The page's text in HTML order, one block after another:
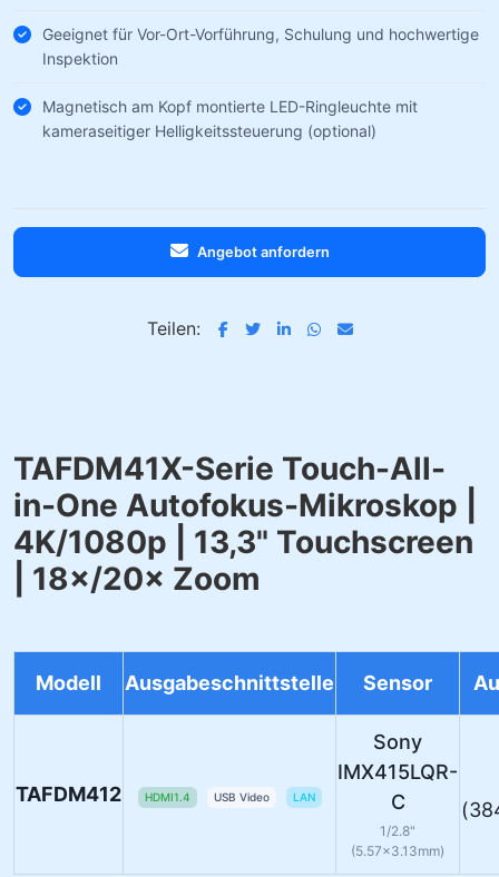
Geeignet für Vor-Ort-Vorführung, Schulung und hochwertige
Inspektion
Magnetisch am Kopf montierte LED-Ringleuchte mit
kameraseitiger Helligkeitssteuerung (optional)
Angebot anfordern
Teilen:
TAFDM41X-Serie Touch-All-
in-One Autofokus-Mikroskop |
4K/1080p | 13,3" Touchscreen
| 18×/20× Zoom
Modell Ausgabeschnittstelle Sensor
TAFDM412 HDMI1.4 USB Video LAN
Sony
IMX415LQR-
C
1/2.8"
(5.57×3.13mm)